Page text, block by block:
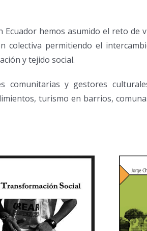
Ecuador hemos asumido el reto de
colectiva permitiendo el
y tejido social.
comunitarias y gestores
turismo en barrios,